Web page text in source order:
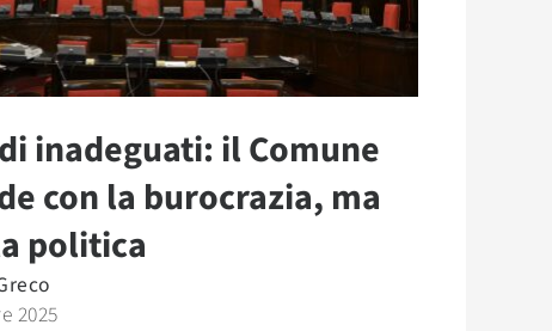
inadeguati: il Comune
con la burocrazia, ma
politica
2025